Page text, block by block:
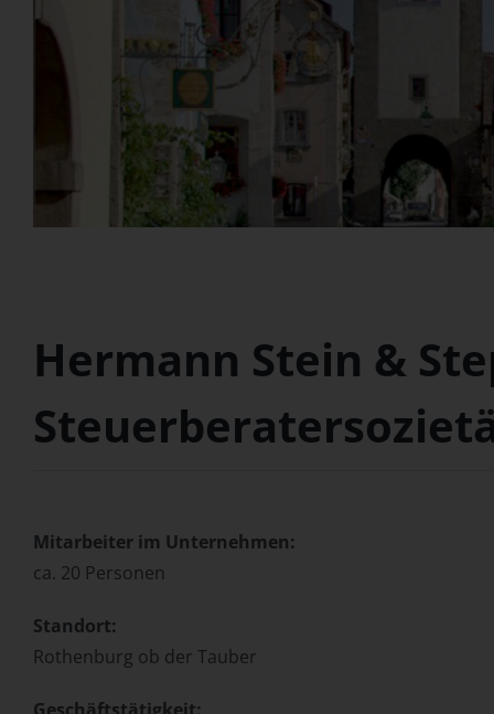
Hermann Stein &
Mitarbeiter im Unternehmen:
ca. 20 Personen
Standort:
Rothenburg ob der Tauber